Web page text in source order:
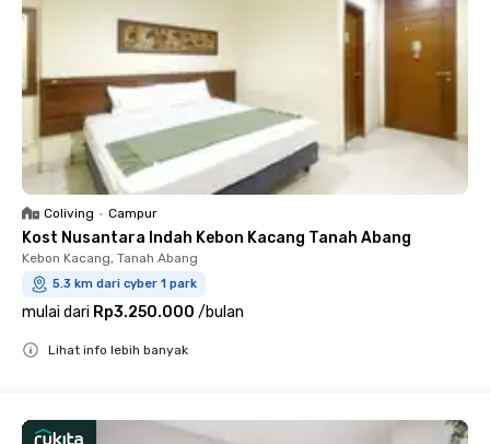
Coliving • Campur
Kost Nusantara Indah Kebon Kacang Tanah Abang
Kebon Kacang, Tanah Abang
5.3 km dari cyber 1 park
mulai dari Rp3.250.000 /bulan
Lihat info lebih banyak